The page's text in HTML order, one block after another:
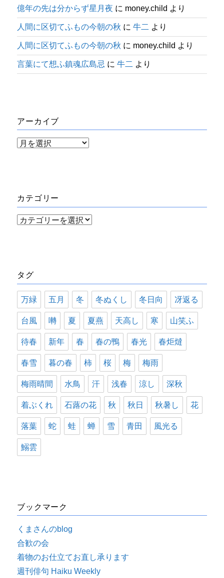
億年の先は分からず星月夜 に money.child より
人間に区切てふもの今朝の秋 に牛二 より
人間に区切てふもの今朝の秋 に money.child より
言葉にて想ふ鎮魂広島忌 に牛二 より
アーカイブ
ア
ブ
カテゴリー
カ
ー
タグ
万緑 五月 冬 冬ぬくし 冬日向 冴返る
台風 囀 夏 夏燕 天高し 寒 山笑ふ
待春 新年 春 春の鴨 春光 春炬燵
春雪 暮の春 柿 桜 梅 梅雨
梅雨晴間 水鳥 汗 浅春 涼し 深秋
着ぶくれ 石蕗の花 秋 秋日 秋暑し 花
落葉 蛇 蛙 蝉 雪 青田 風光る
鰯雲
ブックマーク
くまさんのblog
合歓の会
着物のお仕立てお直し承ります
週刊俳句 Haiku Weekly